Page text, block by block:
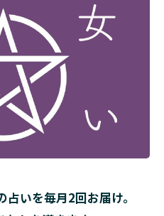
いを毎月2回お届け。